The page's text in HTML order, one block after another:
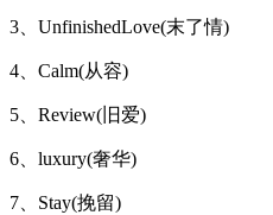
3、UnfinishedLove(末了情)
4、Calm(从容)
5、Review(旧爱)
6、luxury(奢华)
7、Stay(挽留)